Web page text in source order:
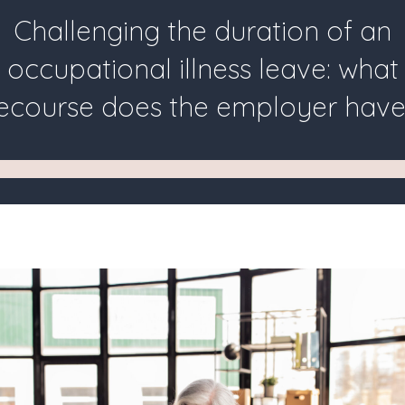
Challenging the duration of an
occupational illness leave: what
does the employer